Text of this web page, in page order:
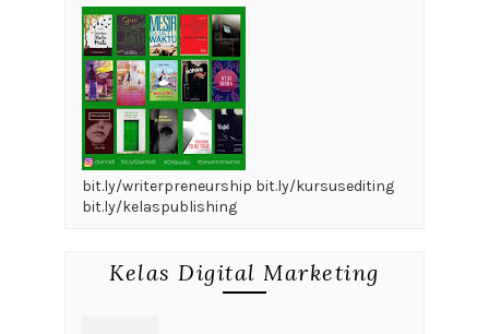
bit.ly/writerpreneurship bit.ly/kursusediting
bit.ly/kelaspublishing
Kelas Digital Marketing